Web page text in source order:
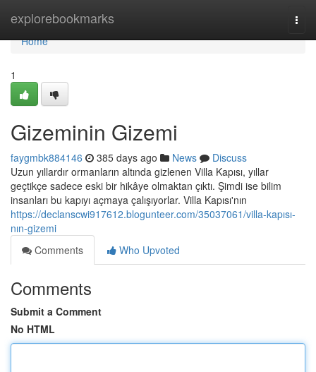
explorebookmarks
Home
Home
1
Gizeminin Gizemi
faygmbk884146 385 days ago News
Discuss
Uzun yıllardır ormanların altında gizlenen Villa Kapısı, yıllar
geçtikçe sadece eski bir hikâye olmaktan çıktı. Şimdi ise bilim
insanları bu kapıyı açmaya çalışıyorlar. Villa Kapısı'nın
https://declanscwi917612.blogunteer.com/35037061/villa-kapısı-
nın-gizemi
Comments
Who Upvoted
Comments
Submit a Comment
No HTML